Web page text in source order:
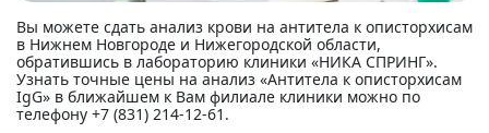
Вы можете сдать анализ крови на антитела к описторхисам
в Нижнем Новгороде и Нижегородской области,
обратившись в лабораторию клиники «НИКА СПРИНГ».
Узнать точные цены на анализ «Антитела к описторхисам
IgG» в ближайшем к Вам филиале клиники можно по
телефону +7 (831) 214-12-61.